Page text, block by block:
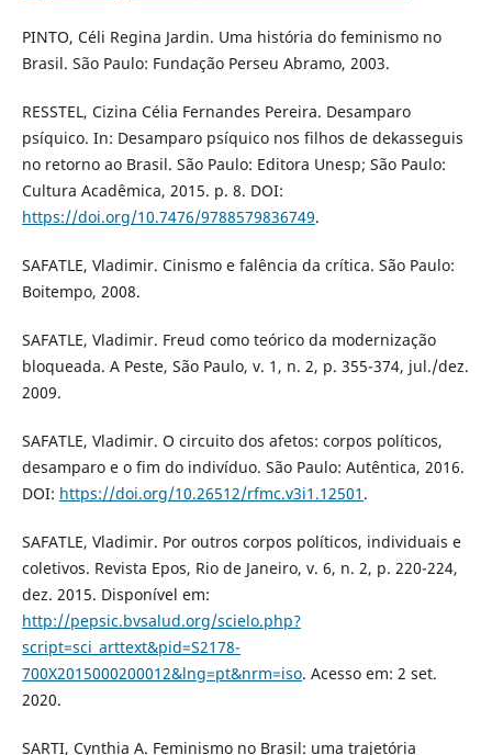
PINTO, Céli Regina Jardin. Uma história do feminismo no
Brasil. São Paulo: Fundação Perseu Abramo, 2003.
RESSTEL, Cizina Célia Fernandes Pereira. Desamparo
psíquico. In: Desamparo psíquico nos filhos de dekasseguis
no retorno ao Brasil. São Paulo: Editora Unesp; São Paulo:
Cultura Acadêmica, 2015. p. 8. DOI:
https://doi.org/10.7476/9788579836749.
SAFATLE, Vladimir. Cinismo e falência da crítica. São Paulo:
Boitempo, 2008.
SAFATLE, Vladimir. Freud como teórico da modernização
bloqueada. A Peste, São Paulo, v. 1, n. 2, p. 355-374, jul./dez.
2009.
SAFATLE, Vladimir. O circuito dos afetos: corpos políticos,
desamparo e o fim do indivíduo. São Paulo: Autêntica, 2016.
DOI: https://doi.org/10.26512/rfmc.v3i1.12501 .
SAFATLE, Vladimir. Por outros corpos políticos, individuais e
coletivos. Revista Epos, Rio de Janeiro, v. 6, n. 2, p. 220-224,
dez. 2015. Disponível em:
http://pepsic.bvsalud.org/scielo.php?
script=sci_arttext&pid=S2178-
700X2015000200012&lng=pt&nrm=iso. Acesso em: 2 set.
2020.
SARTI, Cynthia A. Feminismo no Brasil: uma trajetória